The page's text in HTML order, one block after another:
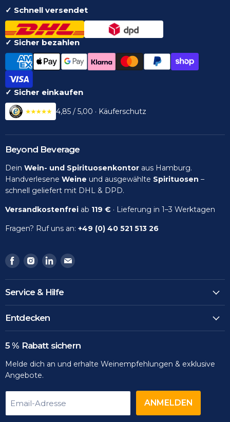
✓ Schnell versendet
✓ Sicher bezahlen
✓ Sicher einkaufen
4,85 / 5,00 · Käuferschutz
Beyond Beverage
Dein Wein- und Spirituosenkontor aus Hamburg.
Handverlesene Weine und ausgewählte Spirituosen –
schnell geliefert mit DHL & DPD.
Versandkostenfrei ab 119 € · Lieferung in 1–3 Werktagen
Fragen? Ruf uns an: +49 (0) 40 521 513 26
Finden
Sie
uns
auf
Facebook
Finden
Sie
uns
auf
Instagram
Finden
Sie
uns
auf
LinkedIn
Finden
uns
Email
Service & Hilfe
Entdecken
5 % Rabatt sichern
Melde dich an und erhalte Weinempfehlungen & exklusive
Angebote.
Email-Adresse ANMELDEN